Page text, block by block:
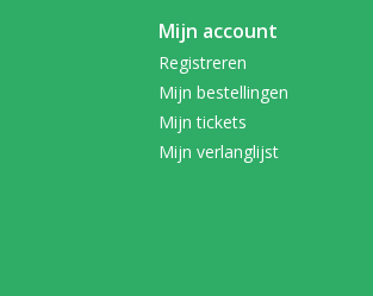
Mijn account
Registreren
Mijn bestellingen
Mijn tickets
Mijn verlanglijst